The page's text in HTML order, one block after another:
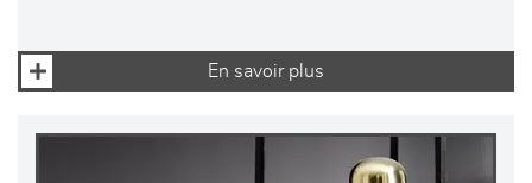
En savoir plus